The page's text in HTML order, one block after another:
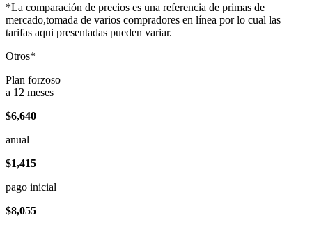
*La comparación de precios es una referencia de primas de
mercado,tomada de varios compradores en línea por lo cual las
tarifas aqui presentadas pueden variar.
Otros*
Plan forzoso
a 12 meses
$6,640
anual
$1,415
pago inicial
$8,055